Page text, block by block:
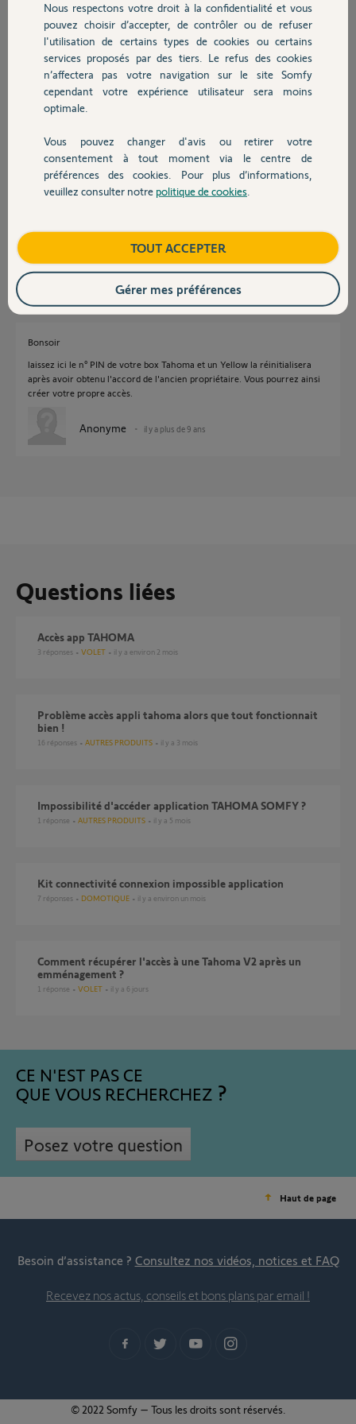
Chauffage
Autres produits
Devis avec un pro
Contact
échec de l'authentification de mon matériel avec un message d'erreur
m'indiquant que la matériel existe déjà (normal puisqu'il avait été
installé avec des données personnelles différentes de miennes). Du
coup, impossible de créer mon compte TAHOMA...quelle est la
solution pour que je puisse créer mon propre compte sans avoir à
tout re installer ? j'ai bien pensé à faire un RESET du boîtier TAHOMA
à l'arrière pour la ré installer mais est ce la solution ? j'ai peur de
pas....à moins que ce RESET n'ait pas d'impact sur le réglage de
l'alarme. Merci pour vos conseils.
Fabrice M.
Participer au fil de discussion
Réponses
Bonsoir
laissez ici le n° PIN de votre box Tahoma et un Yellow la réinitialisera
après avoir obtenu l'accord de l'ancien propriétaire. Vous pourrez ainsi
créer votre propre accès.
Anonyme il y a plus de 9 ans
Questions liées
Accès app TAHOMA
3 réponses VOLET il y a environ 2 mois
Problème accès appli tahoma alors que tout fonctionnait
bien !
16 réponses AUTRES PRODUITS il y a 3 mois
Impossibilité d'accéder application TAHOMA SOMFY ?
1 réponse AUTRES PRODUITS il y a 5 mois
Kit connectivité connexion impossible application
7 réponses DOMOTIQUE il y a environ un mois
Comment récupérer l'accès à une Tahoma V2 après un
emménagement ?
1 réponse VOLET il y a 6 jours
CE N'EST PAS CE
QUE VOUS RECHERCHEZ
Posez votre question
Haut de page
Besoin d’assistance ? Consultez nos vidéos, notices et FAQ
Recevez nos actus, conseils et bons plans par email !
© 2022 Somfy – Tous les droits sont réservés.
Nous respectons votre droit à la confidentialité et vous
pouvez choisir d’accepter, de contrôler ou de refuser
l'utilisation de certains types de cookies ou certains
services proposés par des tiers. Le refus des cookies
n’affectera pas votre navigation sur le site Somfy
cependant votre expérience utilisateur sera moins
optimale.
Vous pouvez changer d'avis ou retirer votre
consentement à tout moment via le centre de
préférences des cookies. Pour plus d’informations,
veuillez consulter notre politique de cookies
TOUT ACCEPTER
Gérer mes préférences